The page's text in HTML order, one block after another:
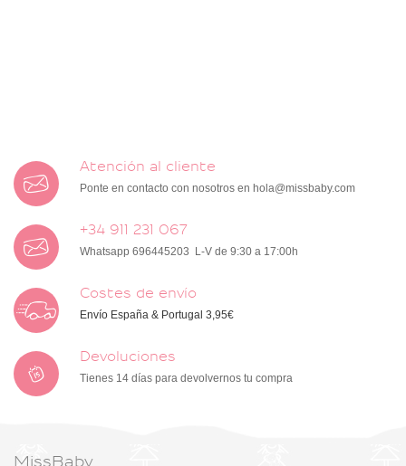
Atención al cliente
Ponte en contacto con nosotros en hola@missbaby.com
+34 911 231 067
Whatsapp 696445203 L-V de 9:30 a 17:00h
Costes de envío
Envío España & Portugal 3,95€
Devoluciones
Tienes 14 días para devolvernos tu compra
MissBaby